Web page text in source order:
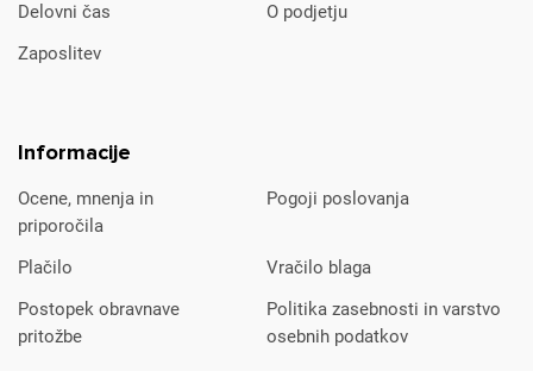
Delovni čas
O podjetju
Zaposlitev
Informacije
Ocene, mnenja in
priporočila
Pogoji poslovanja
Plačilo
Vračilo blaga
Postopek obravnave
pritožbe
Politika zasebnosti in varstvo
osebnih podatkov